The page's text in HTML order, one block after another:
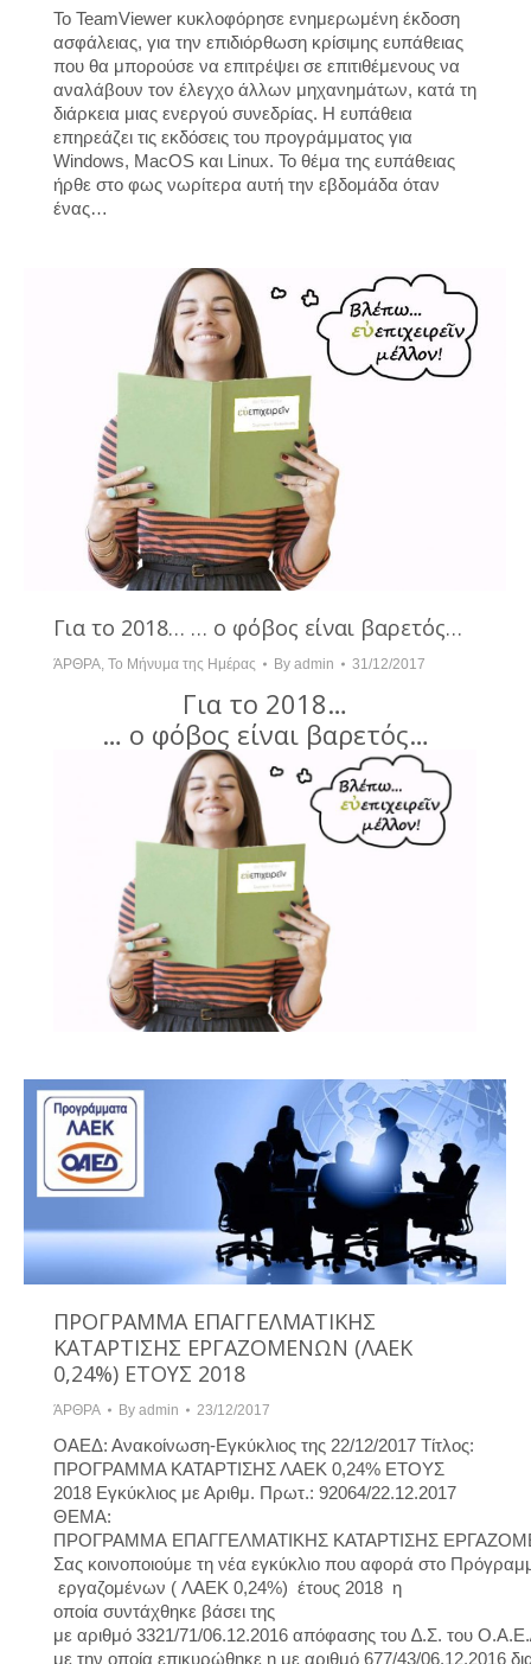
Το TeamViewer κυκλοφόρησε ενημερωμένη έκδοση
ασφάλειας, για την επιδιόρθωση κρίσιμης ευπάθειας
που θα μπορούσε να επιτρέψει σε επιτιθέμενους να
αναλάβουν τον έλεγχο άλλων μηχανημάτων, κατά τη
διάρκεια μιας ενεργού συνεδρίας. Η ευπάθεια
επηρεάζει τις εκδόσεις του προγράμματος για
Windows, MacOS και Linux. Το θέμα της ευπάθειας
ήρθε στο φως νωρίτερα αυτή την εβδομάδα όταν
ένας…
Για το 2018… … ο φόβος είναι βαρετός…
ΆΡΘΡΑ Το Μήνυμα της Ημέρας By admin 31/12/2017
Για το 2018…
… ο φόβος είναι βαρετός…
ΠΡΟΓΡΑΜΜΑ ΕΠΑΓΓΕΛΜΑΤΙΚΗΣ
ΚΑΤΑΡΤΙΣΗΣ ΕΡΓΑΖΟΜΕΝΩΝ (ΛΑΕΚ
0,24%) ΕΤΟΥΣ 2018
ΆΡΘΡΑ By admin 23/12/2017
ΟΑΕΔ: Ανακοίνωση-Εγκύκλιος της 22/12/2017 Τίτλος:
ΠΡΟΓΡΑΜΜΑ ΚΑΤΑΡΤΙΣΗΣ ΛΑΕΚ 0,24% ΕΤΟΥΣ
2018 Εγκύκλιος με Αριθμ. Πρωτ.: 92064/22.12.2017
ΘΕΜΑ:
ΠΡΟΓΡΑΜΜΑ ΕΠΑΓΓΕΛΜΑΤΙΚΗΣ ΚΑΤΑΡΤΙΣΗΣ
Σας κοινοποιούμε τη νέα εγκύκλιο που αφορά στο
εργαζομένων ( ΛΑΕΚ 0,24%) έτους 2018 η
οποία συντάχθηκε βάσει της
με αριθμό 3321/71/06.12.2016 απόφασης του ∆.Σ. του
με την οποία επικυρώθηκε η με αριθμό 677/43/06.12.2016